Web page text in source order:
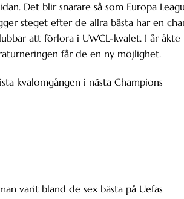
Det blir snarare så som Europa
steget efter de allra bästa har en
att förlora i UWCL-kvalet. I år åkte
får de en ny möjlighet.
kvalomgången i nästa Champions
varit bland de sex bästa på Uefas